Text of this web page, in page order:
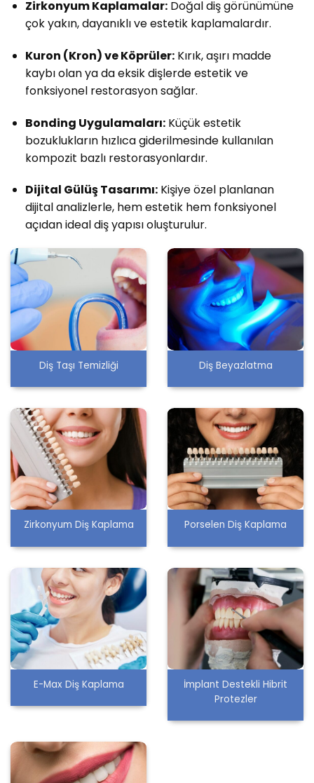
Zirkonyum Kaplamalar:Doğal diş görünümüne
çok yakın, dayanıklı ve estetik kaplamalardır.
Kuron (Kron) ve Köprüler:Kırık, aşırı madde
kaybı olan ya da eksik dişlerde estetik ve
fonksiyonel restorasyon sağlar.
Bonding Uygulamaları:Küçük estetik
bozuklukların hızlıca giderilmesinde kullanılan
kompozit bazlı restorasyonlardır.
Dijital Gülüş Tasarımı:Kişiye özel planlanan
dijital analizlerle, hem estetik hem fonksiyonel
açıdan ideal diş yapısı oluşturulur.
Diş Taşı Temizliği Diş Beyazlatma
Zirkonyum Diş Kaplama Porselen Diş Kaplama
E-Max Diş Kaplama
İmplant Destekli Hibrit
Protezler